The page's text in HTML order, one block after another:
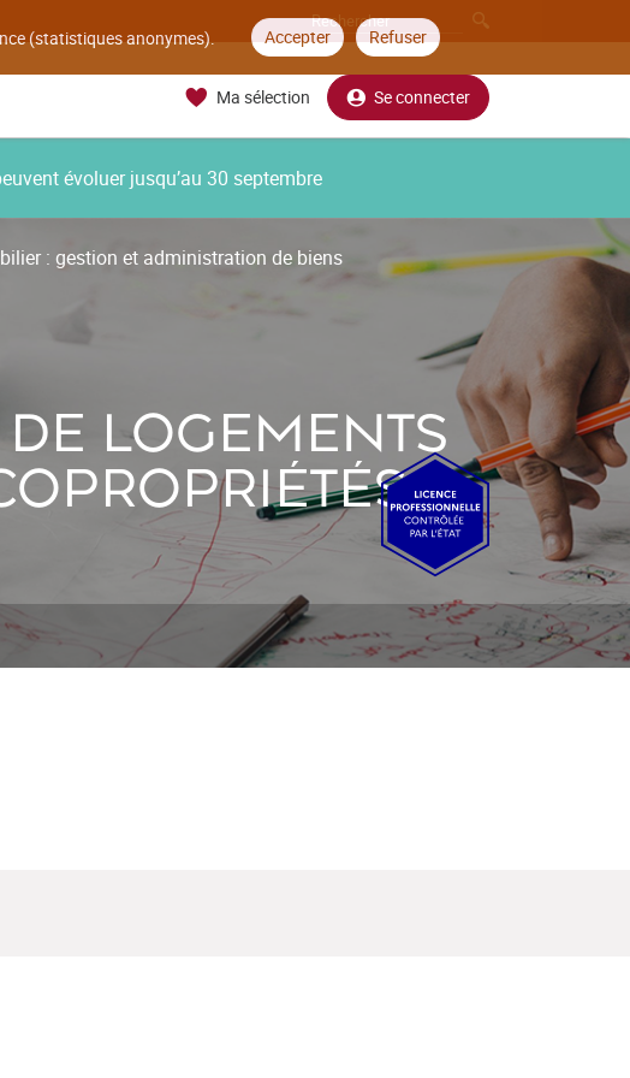
(statistiques anonymes). Accepter Refuser
Ma sélection Se connecter
évoluer jusqu’au 30 septembre
: gestion et administration de biens
LOGEMENTS